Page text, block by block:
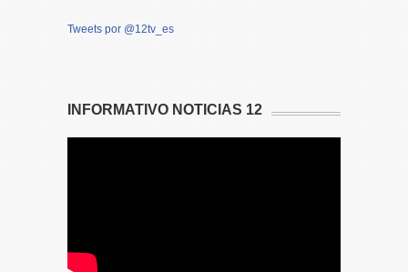
Tweets por @12tv_es
INFORMATIVO NOTICIAS 12